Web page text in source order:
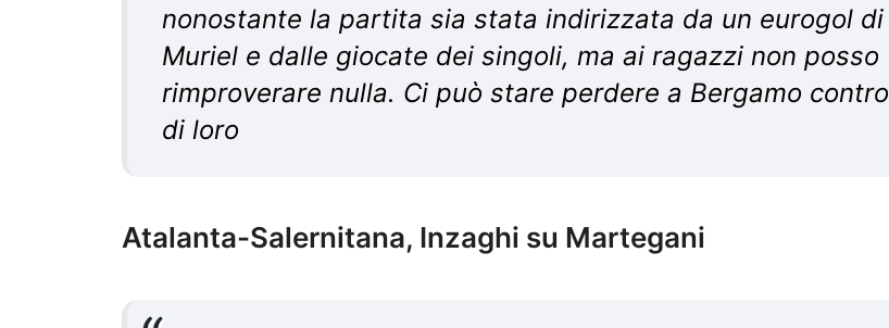
nonostante la partita sia stata indirizzata da un eurogol di
Muriel e dalle giocate dei singoli, ma ai ragazzi non posso
rimproverare nulla. Ci può stare perdere a Bergamo contro
di loro
Atalanta-Salernitana, Inzaghi su Martegani